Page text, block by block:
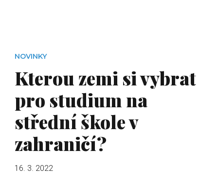
NOVINKY
Kterou zemi si vybrat
pro studium na
střední škole v
zahraničí?
16. 3. 2022